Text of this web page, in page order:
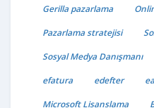
Gerilla pazarlama
Pazarlama stratejisi
Sosyal Medya Danışmanı
efatura
edefter
Microsoft Lisanslama